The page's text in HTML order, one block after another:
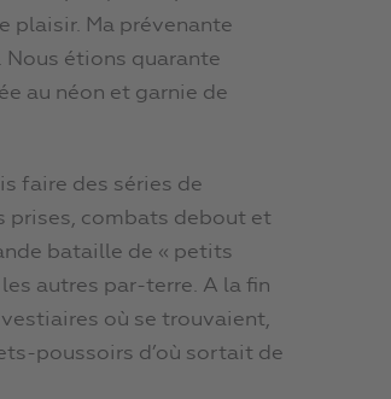
plaisir. Ma prévenante
Nous étions quarante
au néon et garnie de
faire des séries de
prises, combats debout et
bataille de « petits
autres par-terre. A la fin
où se trouvaient,
poussoirs d’où sortait de